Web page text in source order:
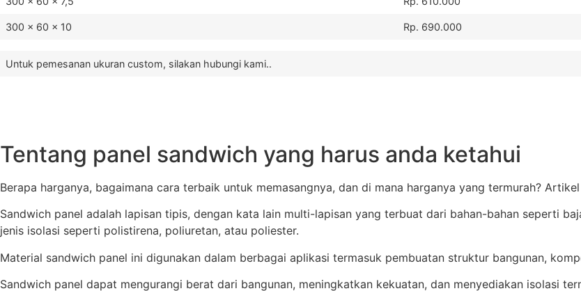
300 x 60 x 10 Rp. 690.000
Untuk pemesanan ukuran custom, silakan hubungi kami..
Tentang panel sandwich yang harus anda ketahui
Berapa harganya, bagaimana cara terbaik untuk memasangnya, dan di mana harganya yang termurah?
Sandwich panel adalah lapisan tipis, dengan kata lain multi-lapisan yang terbuat dari bahan-bahan seperti
jenis isolasi seperti polistirena, poliuretan, atau poliester.
Material sandwich panel ini digunakan dalam berbagai aplikasi termasuk pembuatan struktur bangunan,
Sandwich panel dapat mengurangi berat dari bangunan, meningkatkan kekuatan, dan menyediakan isolasi